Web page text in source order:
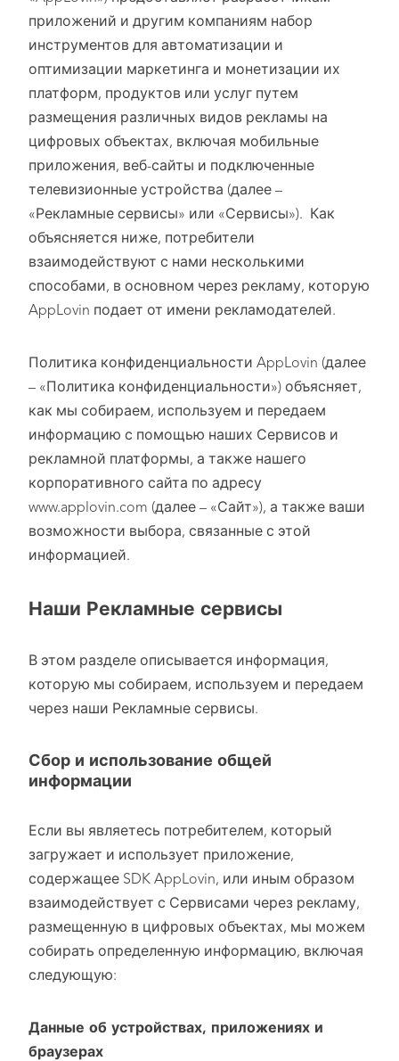
приложений и другим компаниям набор
инструментов для автоматизации и
оптимизации маркетинга и монетизации их
платформ, продуктов или услуг путем
размещения различных видов рекламы на
цифровых объектах, включая мобильные
приложения, веб-сайты и подключенные
телевизионные устройства (далее –
«Рекламные сервисы» или «Сервисы»). Как
объясняется ниже, потребители
взаимодействуют с нами несколькими
способами, в основном через рекламу, которую
AppLovin подает от имени рекламодателей.
Политика конфиденциальности AppLovin (далее
– «Политика конфиденциальности») объясняет,
как мы собираем, используем и передаем
информацию с помощью наших Сервисов и
рекламной платформы, а также нашего
корпоративного сайта по адресу
www.applovin.com (далее – «Сайт»), а также ваши
возможности выбора, связанные с этой
информацией.
Наши Рекламные сервисы
В этом разделе описывается информация,
которую мы собираем, используем и передаем
через наши Рекламные сервисы.
Сбор и использование общей
информации
Если вы являетесь потребителем, который
загружает и использует приложение,
содержащее SDK AppLovin, или иным образом
взаимодействует с Сервисами через рекламу,
размещенную в цифровых объектах, мы можем
собирать определенную информацию, включая
следующую:
Данные об устройствах, приложениях и
браузерах